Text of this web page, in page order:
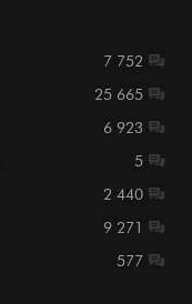
7 752
25 665
6 923
5
2 440
9 271
577